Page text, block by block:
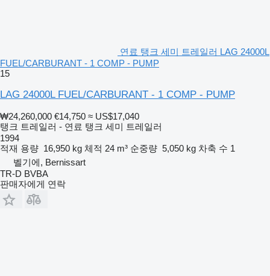
연료 탱크 세미 트레일러 LAG 24000L
FUEL/CARBURANT - 1 COMP - PUMP
15
LAG 24000L FUEL/CARBURANT - 1 COMP - PUMP
₩24,260,000 €14,750 ≈ US$17,040
탱크 트레일러 - 연료 탱크 세미 트레일러
1994
적재 용량 16,950 kg 체적 24 m³ 순중량 5,050 kg 차축 수 1
벨기에, Bernissart
TR-D BVBA
판매자에게 연락